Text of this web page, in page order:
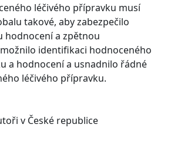
léčivého přípravku musí
takové, aby zabezpečilo
hodnocení a zpětnou
identifikaci hodnoceného
a hodnocení a usnadnilo řádné
léčivého přípravku.
v České republice